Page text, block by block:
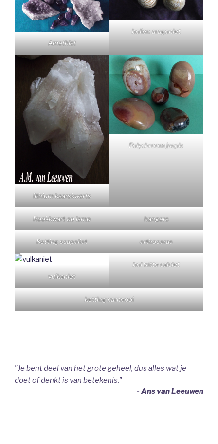
Amethist
bollen aragoniet
lithium kaarskwarts
Polychroom jaspis
Rookkwart op lamp hangers
Ketting scapoliet orthoceras
vulkaniet
bol witte calciet
ketting carneool
"Je bent deel van het grote geheel, dus alles wat je
doet of denkt is van betekenis."
- Ans van Leeuwen